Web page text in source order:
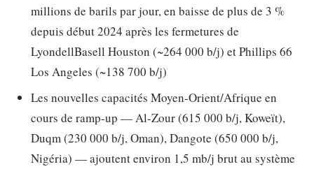
millions de barils par jour, en baisse de plus de 3 %
depuis début 2024 après les fermetures de
LyondellBasell Houston (~264 000 b/j) et Phillips 66
Los Angeles (~138 700 b/j)
Les nouvelles capacités Moyen-Orient/Afrique en
cours de ramp-up — Al-Zour (615 000 b/j, Koweït),
Duqm (230 000 b/j, Oman), Dangote (650 000 b/j,
Nigéria) — ajoutent environ 1,5 mb/j brut au système